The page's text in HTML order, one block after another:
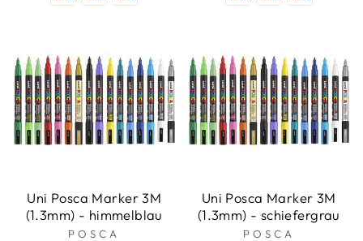
Uni Posca Marker 3M
(1.3mm) - himmelblau
POSCA
Uni Posca Marker 3M
(1.3mm) - schiefergrau
POSCA